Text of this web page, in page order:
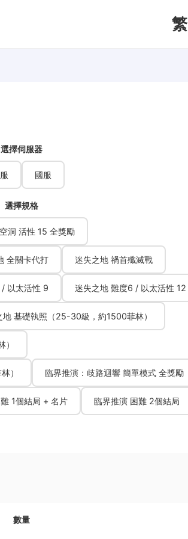
繁
選擇伺服器
國服
選擇規格
洞 活性 15 全獎勵
全關卡代打 迷失之地 禍首殲滅戰
以太活性 9 迷失之地 難度6 / 以太活性 12
地 基礎執照（25-30級，約1500菲林）
） 臨界推演：歧路迴響 簡單模式 全獎勵
1個結局 + 名片 臨界推演 困難 2個結局
數量